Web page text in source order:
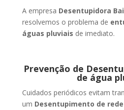
A empresa Desentupidora
resolvemos o problema de
águas pluviais de imediato.
Prevenção de
de água
Cuidados periódicos evitam
um Desentupimento de